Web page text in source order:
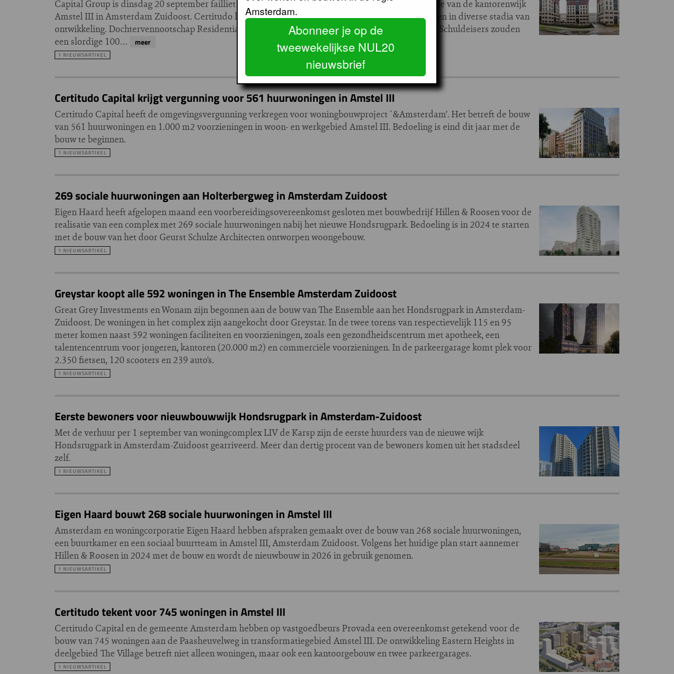
Capital Group is dinsdag 20 september failliet verklaard. Dat is slecht nieuws voor de transformatie van de kantorenwijk
Amstel III in Amsterdam Zuidoost. Certitudo heeft veertien kavels in Zuidoost voor 1.600 woningen in diverse stadia van
ontwikkeling. Dochtervennootschap Residential Growth Fund verkeerde al enige tijd in surseance. Schuldeisers zouden
een slordige 100…
meer
1 NIEUWSARTIKEL
Certitudo Capital krijgt vergunning voor 561 huurwoningen in Amstel III
Certitudo Capital heeft de omgevingsvergunning verkregen voor woningbouwproject `&Amsterdam’. Het betreft de bouw
van 561 huurwoningen en 1.000 m2 voorzieningen in woon- en werkgebied Amstel III. Bedoeling is eind dit jaar met de
bouw te beginnen.
1 NIEUWSARTIKEL
269 sociale huurwoningen aan Holterbergweg in Amsterdam Zuidoost
Eigen Haard heeft afgelopen maand een voorbereidingsovereenkomst gesloten met bouwbedrijf Hillen & Roosen voor de
realisatie van een complex met 269 sociale huurwoningen nabij het nieuwe Hondsrugpark. Bedoeling is in 2024 te starten
met de bouw van het door Geurst Schulze Architecten ontworpen woongebouw.
1 NIEUWSARTIKEL
Greystar koopt alle 592 woningen in The Ensemble Amsterdam Zuidoost
Great Grey Investments en Wonam zijn begonnen aan de bouw van The Ensemble aan het Hondsrugpark in Amsterdam-
Zuidoost. De woningen in het complex zijn aangekocht door Greystar. In de twee torens van respectievelijk 115 en 95
meter komen naast 592 woningen faciliteiten en voorzieningen, zoals een gezondheidscentrum met apotheek, een
talentencentrum voor jongeren, kantoren (20.000 m2) en commerciële voorzieningen. In de parkeergarage komt plek voor
2.350 fietsen, 120 scooters en 239 auto’s.
1 NIEUWSARTIKEL
Eerste bewoners voor nieuwbouwwijk Hondsrugpark in Amsterdam-Zuidoost
Met de verhuur per 1 september van woningcomplex LIV de Karsp zijn de eerste huurders van de nieuwe wijk
Hondsrugpark in Amsterdam-Zuidoost gearriveerd. Meer dan dertig procent van de bewoners komen uit het stadsdeel
zelf.
1 NIEUWSARTIKEL
Eigen Haard bouwt 268 sociale huurwoningen in Amstel III
Amsterdam en woningcorporatie Eigen Haard hebben afspraken gemaakt over de bouw van 268 sociale huurwoningen,
een buurtkamer en een sociaal buurtteam in Amstel III, Amsterdam Zuidoost. Volgens het huidige plan start aannemer
Hillen & Roosen in 2024 met de bouw en wordt de nieuwbouw in 2026 in gebruik genomen.
1 NIEUWSARTIKEL
Certitudo tekent voor 745 woningen in Amstel III
Certitudo Capital en de gemeente Amsterdam hebben op vastgoedbeurs Provada een overeenkomst getekend voor de
bouw van 745 woningen aan de Paasheuvelweg in transformatiegebied Amstel III. De ontwikkeling Eastern Heights in
deelgebied The Village betreft niet alleen woningen, maar ook een kantoorgebouw en twee parkeergarages.
1 NIEUWSARTIKEL
Amsterdam.
Abonneer je op de
tweewekelijkse NUL20
nieuwsbrief